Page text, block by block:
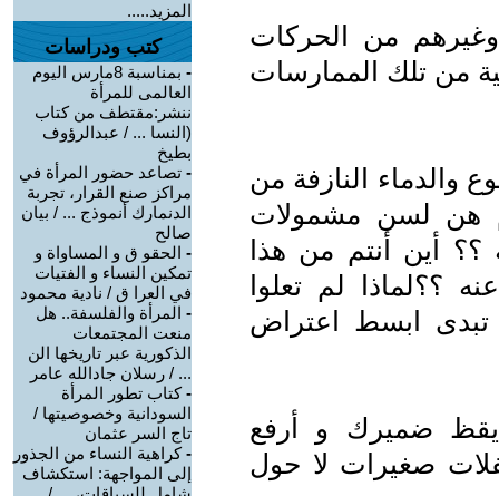
وغيرهم من الحركات
من تلك الممارسات
والدماء النازفة من
هن لسن مشمولات
؟؟ أين أنتم من هذا
؟؟لماذا لم تعلوا
تبدى ابسط اعتراض
ضميرك و أرفع
صغيرات لا حول
المزيد.....
كتب ودراسات
-
بمناسبة 8مارس اليوم
العالمى للمرأة
ننشر:مقتطف من كتاب
(النسا ... / عبدالرؤوف
بطيخ
- تصاعد حضور المرأة في
مراكز صنع القرار، تجربة
الدنمارك أنموذج ... / بيان
صالح
- الحقو ق و المساواة و
تمكين النساء و الفتيات
في العرا ق / نادية محمود
- المرأة والفلسفة.. هل
منعت المجتمعات
الذكورية عبر تاريخها الن
... / رسلان جادالله عامر
-كتاب تطور المرأة
السودانية وخصوصيتها /
تاج السر عثمان
-كراهية النساء من الجذور
إلى المواجهة: استكشاف